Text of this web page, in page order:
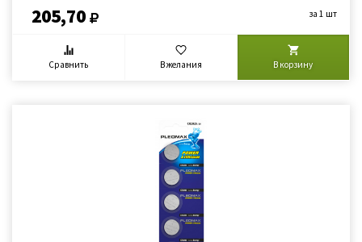
205,70 за 1 шт
Сравнить В желания В корзину